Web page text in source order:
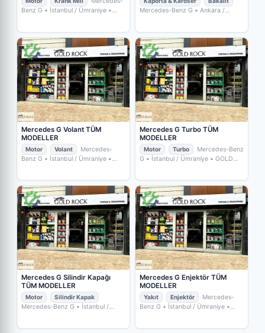
Benz G • İstanbul / Ümraniye •
Mercedes-Benz G • Ankara /
Mercedes G Volant TÜM
MODELLER
Motor Volant
Mercedes-
Benz G • İstanbul / Ümraniye •
Mercedes G Turbo TÜM
MODELLER
Motor Turbo
Mercedes-Benz
G • İstanbul / Ümraniye • GOLD
Mercedes G Silindir Kapağı
TÜM MODELLER
Motor Silindir Kapak
Mercedes-Benz G • İstanbul /
Mercedes G Enjektör TÜM
MODELLER
Yakıt Enjektör
Mercedes-
Benz G • İstanbul / Ümraniye •